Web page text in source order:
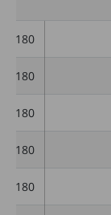
180
180
180
180
180